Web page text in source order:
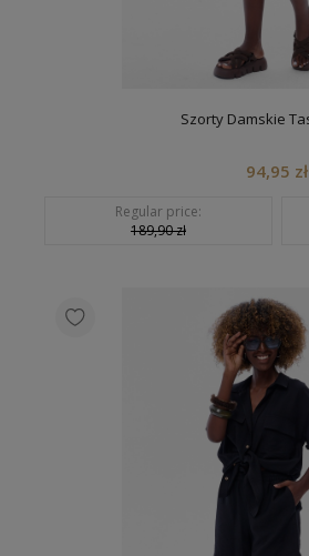
Szorty Damskie
94,95 zł
Regular price:
189,90 zł